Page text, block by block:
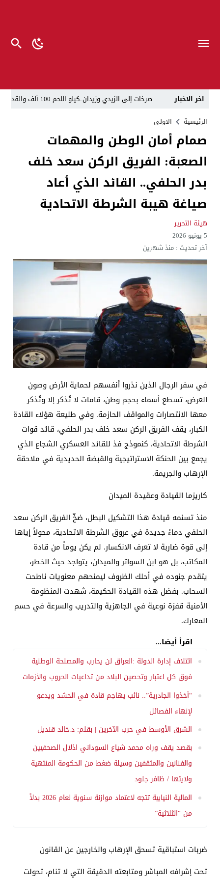
اخر الاخبار
صرخات إلى الزيدي وزيدان..كيلو اللحم 100 ألف والقداحة 5 آلاف في سجون العراق.. تظاهرة العوائل وسط بغداد
“لحين تسمية وزرائها”..الزيدي يوجه وكلاء الوزارات
مسيّرات إيرانية تستهدف مقرات حزب معارض كردي قرب
القضاء يطيح بموظفين ومعقبين في بلدية الناصرية
الإعلام والاتصالات تتوعد بإجراءات قانونية: لا وكيل
ذي قار.. انطلاق عملية لاعتقال أكثر من 20 شخصاً في البلدية والتسجيل العقاري
الرئيسية الاولى
صمام أمان الوطن والمهمات
الصعبة: الفريق الركن سعد خلف
بدر الحلفي.. القائد الذي أعاد
صياغة هيبة الشرطة الاتحادية
هيئة التحرير
5 يونيو 2026
آخر تحديث :منذ شهرين
​في سفر الرجال الذين نذروا أنفسهم لحماية الأرض وصون
العرض، تسطع أسماء بحجم وطن، قامات لا تُذكر إلا وتُذكر
معها الانتصارات والمواقف الحازمة. وفي طليعة هؤلاء القادة
الكبار، يقف الفريق الركن سعد خلف بدر الحلفي، قائد قوات
الشرطة الاتحادية، كنموذج فذ للقائد العسكري الشجاع الذي
يجمع بين الحنكة الاستراتيجية والقبضة الحديدية في ملاحقة
الإرهاب والجريمة.
​كاريزما القيادة وعقيدة الميدان
​منذ تسنمه قيادة هذا التشكيل البطل، ضخّ الفريق الركن سعد
الحلفي دماءً جديدة في عروق الشرطة الاتحادية، محولاً إياها
إلى قوة ضاربة لا تعرف الانكسار. لم يكن يوماً من قادة
المكاتب، بل هو ابن السواتر والميدان، يتواجد حيث الخطر،
يتقدم جنوده في أحلك الظروف ليمنحهم معنويات ناطحت
السحاب. بفضل هذه القيادة الحكيمة، شهدت المنظومة
الأمنية قفزة نوعية في الجاهزية والتدريب والسرعة في حسم
المعارك.
اقرأ أيضا...
ائتلاف إدارة الدولة :العراق لن يحارب والمصلحة الوطنية
فوق كل اعتبار وتحصين البلاد من تداعيات الحروب والأزمات
“أخذوا الجادرية”.. نائب يهاجم قادة في الحشد ويدعو
لإنهاء الفصائل
الشرق الأوسط في حرب الآخرين | بقلم: د.خالد قنديل
بقصد يقف وراه محمد شياع السوداني اذلال الصحفيين
والفنانين والمثقفين وسيلة ضغط من الحكومة المنتهية
ولايتها / ظافر جلود
المالية النيابية تتجه لاعتماد موازنة سنوية لعام 2026 بدلاً
من “الثلاثية”
​ضربات استباقية تسحق الإرهاب والخارجين عن القانون
​تحت إشرافه المباشر ومتابعته الدقيقة التي لا تنام، تحولت